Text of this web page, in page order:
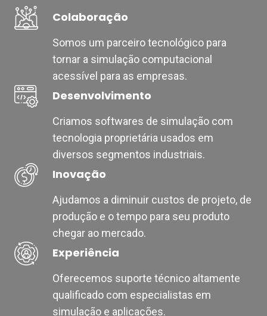
Colaboração
Somos um parceiro tecnológico para
tornar a simulação computacional
acessível para as empresas.
Desenvolvimento
Criamos softwares de simulação com
tecnologia proprietária usados em
diversos segmentos industriais.
Inovação
Ajudamos a diminuir custos de projeto, de
produção e o tempo para seu produto
chegar ao mercado.
Experiência
Oferecemos suporte técnico altamente
qualificado com especialistas em
simulação e aplicações.